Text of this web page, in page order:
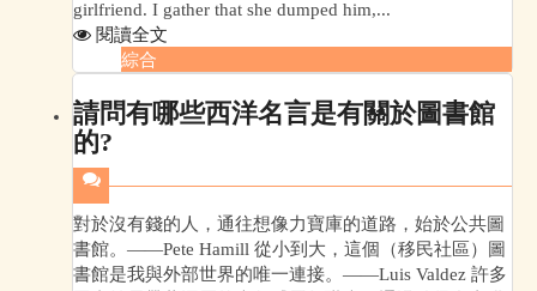
girlfriend. I gather that she dumped him,...
閱讀全文
綜合
請問有哪些西洋名言是有關於圖書館
的?
對於沒有錢的人，通往想像力寶庫的道路，始於公共圖
書館。——Pete Hamill 從小到大，這個（移民社區）圖
書館是我與外部世界的唯一連接。——Luis Valdez 許多